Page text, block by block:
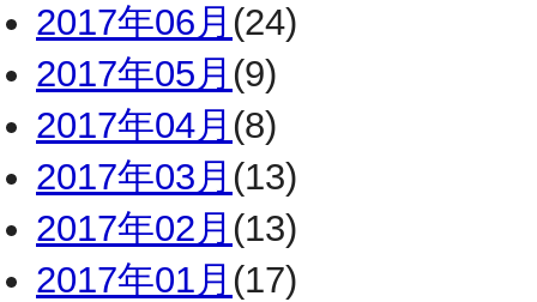
2017年06月 (24)
2017年05月 (9)
2017年04月 (8)
2017年03月 (13)
2017年02月 (13)
2017年01月 (17)